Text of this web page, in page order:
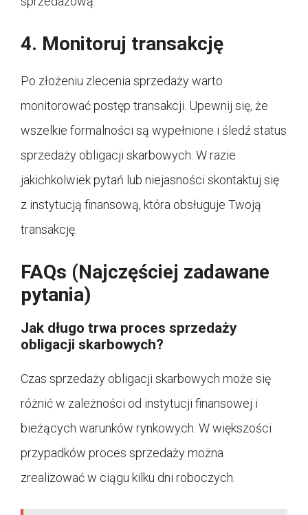
4. Monitoruj transakcję
Po złożeniu zlecenia sprzedaży warto
monitorować postęp transakcji. Upewnij się, że
wszelkie formalności są wypełnione i śledź status
sprzedaży obligacji skarbowych. W razie
jakichkolwiek pytań lub niejasności skontaktuj się
z instytucją finansową, która obsługuje Twoją
transakcję.
FAQs (Najczęściej zadawane
pytania)
Jak długo trwa proces sprzedaży
obligacji skarbowych?
Czas sprzedaży obligacji skarbowych może się
różnić w zależności od instytucji finansowej i
bieżących warunków rynkowych. W większości
przypadków proces sprzedaży można
zrealizować w ciągu kilku dni roboczych.